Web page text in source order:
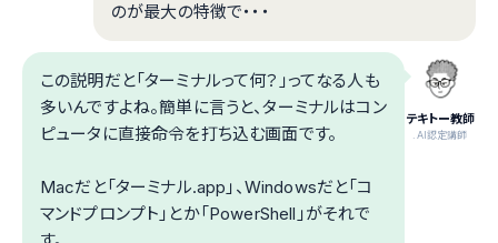
のが最大の特徴で・・・
テキトー教師
.AI認定講師
この説明だと「ターミナルって何？」ってなる人も
多いんですよね。簡単に言うと、ターミナルはコン
ピュータに直接命令を打ち込む画面です。
Macだと「ターミナル.app」、Windowsだと「コ
マンドプロンプト」とか「PowerShell」がそれで